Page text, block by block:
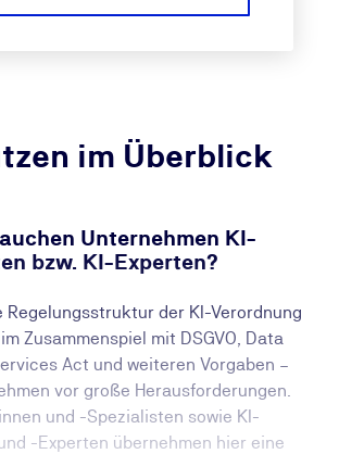
im Überblick
Unternehmen KI-
bzw. KI-Experten?
Regelungsstruktur der KI-Verordnung
Zusammenspiel mit DSGVO, Data
Act und weiteren Vorgaben –
vor große Herausforderungen.
und -Spezialisten sowie KI-
-Experten übernehmen hier eine